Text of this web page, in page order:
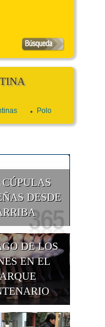
Polo
DESDE
DE LOS
EN EL